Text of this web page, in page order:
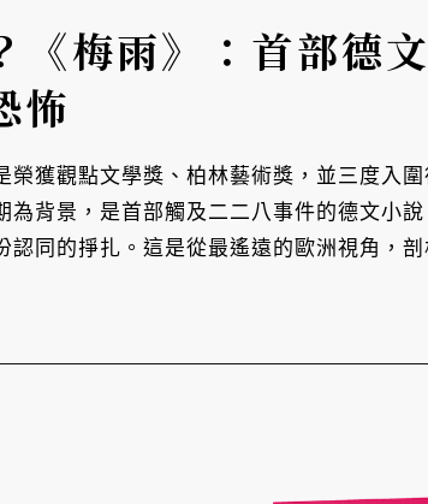
《梅雨》：首部德
怖
榮獲觀點文學獎、柏林藝術獎，並三度入
為背景，是首部觸及二二八事件的德文小
認同的掙扎。這是從最遙遠的歐洲視角，